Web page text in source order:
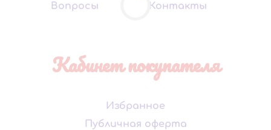
Вопросы
Контакты
Кабинет покупателя
Избранное
Публичная оферта